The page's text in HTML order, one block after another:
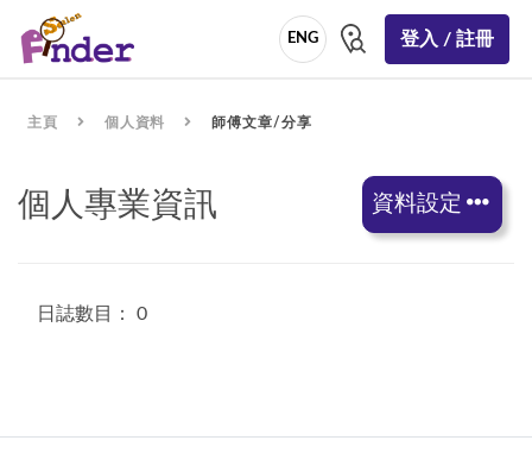
ENG 登入 / 註冊
主頁 個人資料 師傅文章/分享
個人專業資訊 資料設定
日誌數目： 0